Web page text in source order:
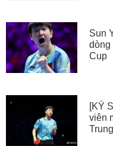
Sun
dòng
Cup
[KÝ
viên